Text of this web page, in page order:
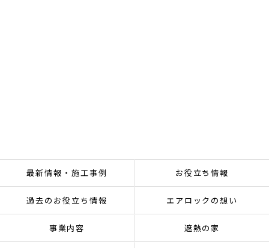
最新情報・施工事例 お役立ち情報
過去のお役立ち情報 エアロックの想い
事業内容 遮熱の家